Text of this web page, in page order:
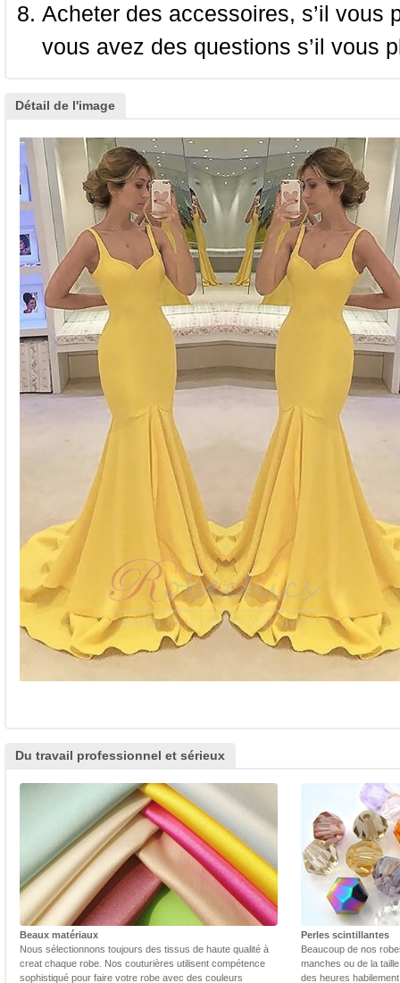
Acheter des accessoires, s’il
vous avez des questions s’il vous
Détail de l'image
Du travail professionnel et sérieux
Beaux matériaux
Nous sélectionnons toujours des tissus de haute qualité à
creat chaque robe. Nos couturières utilisent compétence
sophistiqué pour faire votre robe avec des couleurs
Perles scintillantes
Beaucoup de nos
manches ou de la
des heures